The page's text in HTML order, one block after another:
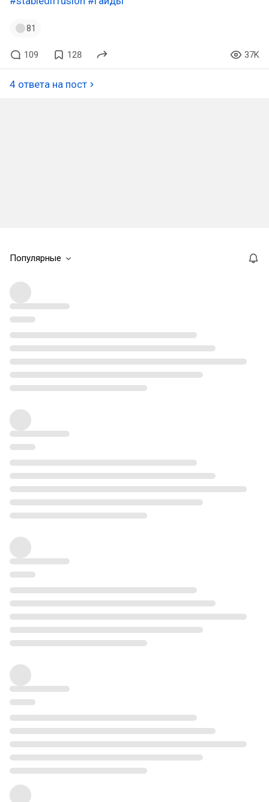
81
109 128 37K
4 ответа на пост
Популярные